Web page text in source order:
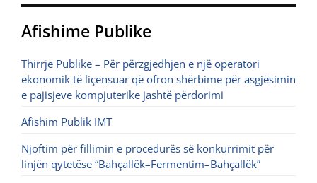
Afishime Publike
Thirrje Publike – Për përzgjedhjen e një operatori
ekonomik të liçensuar që ofron shërbime për asgjësimin
e pajisjeve kompjuterike jashtë përdorimi
Afishim Publik IMT
Njoftim për fillimin e procedurës së konkurrimit për
linjën qytetëse “Bahçallëk–Fermentim–Bahçallëk”